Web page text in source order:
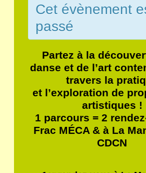
Cet évènement
passé
Partez à la
danse et de l’art
travers la
et l’exploration de
artistiques !
1 parcours = 2
Frac MÉCA & à La
CDCN